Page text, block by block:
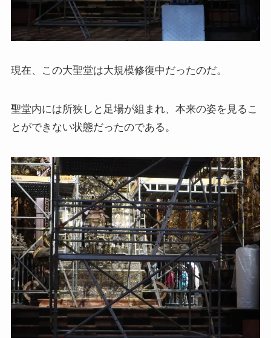
現在、この大聖堂は大規模修復中だったのだ。
聖堂内には所狭しと足場が組まれ、本来の姿を見るこ
とができない状態だったのである。